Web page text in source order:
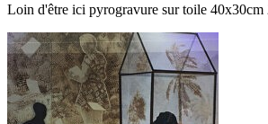
Loin d'être ici pyrogravure sur toile 40x30cm